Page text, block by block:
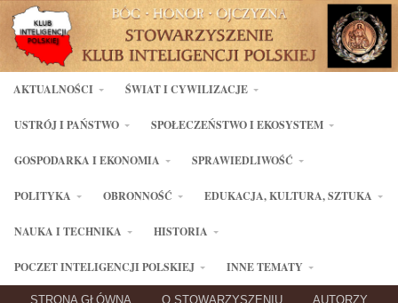
AKTUALNOŚCI ŚWIAT I CYWILIZACJE
USTRÓJ I PAŃSTWO SPOŁECZEŃSTWO I EKOSYSTEM
GOSPODARKA I EKONOMIA SPRAWIEDLIWOŚĆ
POLITYKA OBRONNOŚĆ EDUKACJA, KULTURA, SZTUKA
NAUKA I TECHNIKA HISTORIA
POCZET INTELIGENCJI POLSKIEJ INNE TEMATY
STRONA GŁÓWNA O STOWARZYSZENIU AUTORZY